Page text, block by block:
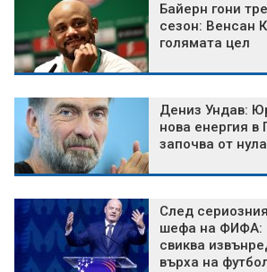
Байерн гони
сезон: Венсан
голямата цел
Дениз Ундав:
нова енергия в
започва от
След
шефа на ФИФА:
свиква
върха на